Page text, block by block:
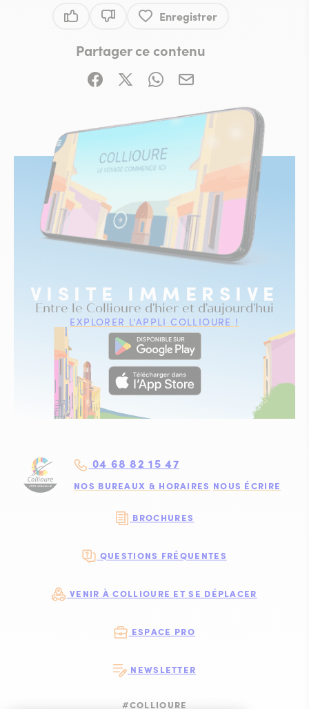
Enregistrer
Partager ce contenu
Partager sur Facebook (nouvelle fenêtre)
Partager sur X / Twitter (nouvelle
Partager sur WhatsApp
Partager par mail
VISITE IMMERSIVE
Entre le Collioure d'hier et d'aujourd'hui
EXPLORER L'APPLI COLLIOURE !
04 68 82 15 47
NOS BUREAUX & HORAIRES NOUS ÉCRIRE
BROCHURES
QUESTIONS FRÉQUENTES
VENIR À COLLIOURE ET SE DÉPLACER
ESPACE PRO
NEWSLETTER
#COLLIOURE